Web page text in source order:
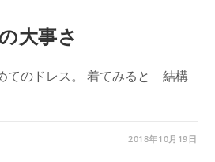
大事さ
てのドレス。 着てみると 結構
2018年10月19日